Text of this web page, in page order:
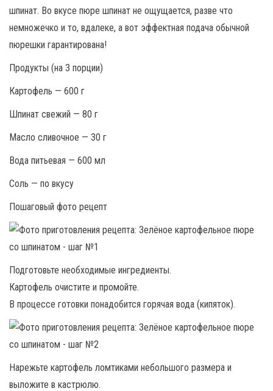
шпинат. Во вкусе пюре шпинат не ощущается, разве что
немножечко и то, вдалеке, а вот эффектная подача обычной
пюрешки гарантирована!
Продукты (на 3 порции)
Картофель — 600 г
Шпинат свежий — 80 г
Масло сливочное — 30 г
Вода питьевая — 600 мл
Соль — по вкусу
Пошаговый фото рецепт
Подготовьте необходимые ингредиенты.
Картофель очистите и промойте.
В процессе готовки понадобится горячая вода (кипяток).
Нарежьте картофель ломтиками небольшого размера и
выложите в кастрюлю.